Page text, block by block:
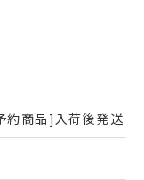
商品]入荷後発送